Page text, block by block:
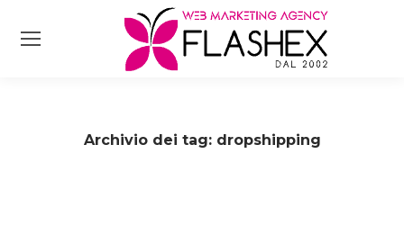
Archivio dei tag: dropshipping